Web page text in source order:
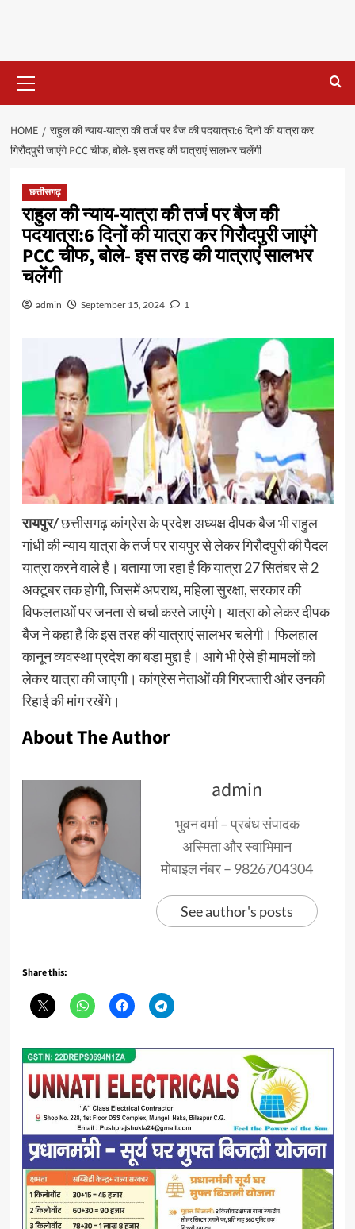
Menu
HOME
राहुल की न्याय-यात्रा की तर्ज पर बैज की पदयात्रा:6 दिनों की यात्रा कर
गिरौदपुरी जाएंगे PCC चीफ, बोले- इस तरह की यात्राएं सालभर चलेंगी
छत्तीसगढ़
राहुल की न्याय-यात्रा की तर्ज पर बैज की
पदयात्रा:6 दिनों की यात्रा कर गिरौदपुरी जाएंगे
PCC चीफ, बोले- इस तरह की यात्राएं सालभर
चलेंगी
admin September 15, 2024 1
रायपुर/छत्तीसगढ़ कांग्रेस के प्रदेश अध्यक्ष दीपक बैज भी राहुल
गांधी की न्याय यात्रा के तर्ज पर रायपुर से लेकर गिरौदपुरी की पैदल
यात्रा करने वाले हैं। बताया जा रहा है कि यात्रा 27 सितंबर से 2
अक्टूबर तक होगी, जिसमें अपराध, महिला सुरक्षा, सरकार की
विफलताओं पर जनता से चर्चा करते जाएंगे। यात्रा को लेकर दीपक
बैज ने कहा है कि इस तरह की यात्राएं सालभर चलेगी। फिलहाल
कानून व्यवस्था प्रदेश का बड़ा मुद्दा है। आगे भी ऐसे ही मामलों को
लेकर यात्रा की जाएगी। कांग्रेस नेताओं की गिरफ्तारी और उनकी
रिहाई की मांग रखेंगे।
About The Author
admin
भुवन वर्मा – प्रबंध संपादक
अस्मिता और स्वाभिमान
मोबाइल नंबर – 9826704304
See author's posts
Share this: